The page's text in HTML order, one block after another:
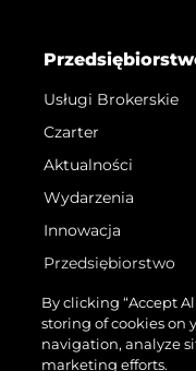
Usługi Brokerskie
Czarter
Aktualności
Wydarzenia
Innowacja
Przedsiębiorstwo
Zespół
Styl Życia
Tradycja
By clicking “Accept
storing of cookies on
navigation, analyze
marketing efforts.